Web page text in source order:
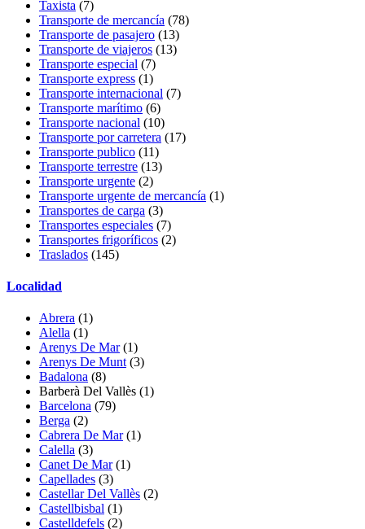
Taxista (7)
Transporte de mercancía (78)
Transporte de pasajero (13)
Transporte de viajeros (13)
Transporte especial (7)
Transporte express (1)
Transporte internacional (7)
Transporte marítimo (6)
Transporte nacional (10)
Transporte por carretera (17)
Transporte publico (11)
Transporte terrestre (13)
Transporte urgente (2)
Transporte urgente de mercancía (1)
Transportes de carga (3)
Transportes especiales (7)
Transportes frigoríficos (2)
Traslados (145)
Localidad
Abrera (1)
Alella (1)
Arenys De Mar(1)
Arenys De Munt (3)
Badalona (8)
Barberà Del Vallès (1)
Barcelona (79)
Berga (2)
Cabrera De Mar(1)
Calella (3)
Canet De Mar(1)
Capellades (3)
Castellar Del Vallès (2)
Castellbisbal (1)
Castelldefels (2)